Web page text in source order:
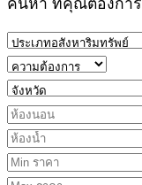
ค้นหา ที่คุณต้องการ